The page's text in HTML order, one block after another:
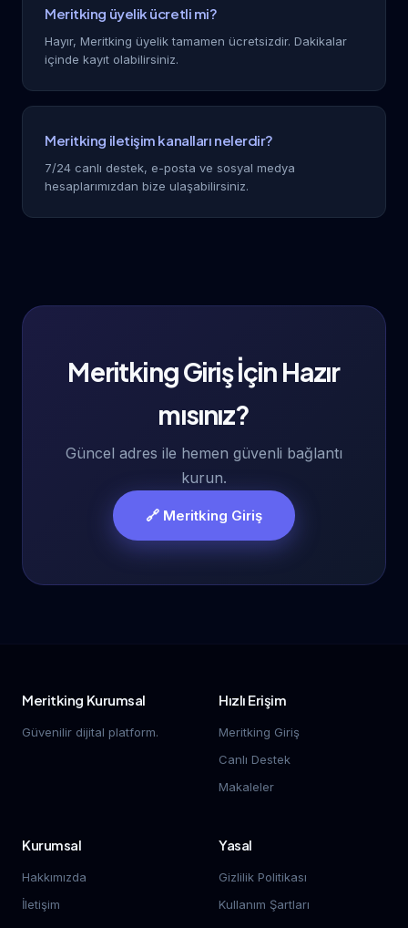
Meritking üyelik ücretli mi?
Hayır, Meritking üyelik tamamen ücretsizdir. Dakikalar
içinde kayıt olabilirsiniz.
Meritking iletişim kanalları nelerdir?
7/24 canlı destek, e-posta ve sosyal medya
hesaplarımızdan bize ulaşabilirsiniz.
Meritking Giriş İçin Hazır
mısınız?
Güncel adres ile hemen güvenli bağlantı
kurun.
🔗 Meritking Giriş
Meritking Kurumsal
Güvenilir dijital platform.
Hızlı Erişim
Meritking Giriş
Canlı Destek
Makaleler
Kurumsal
Hakkımızda
İletişim
Yasal
Gizlilik Politikası
Kullanım Şartları